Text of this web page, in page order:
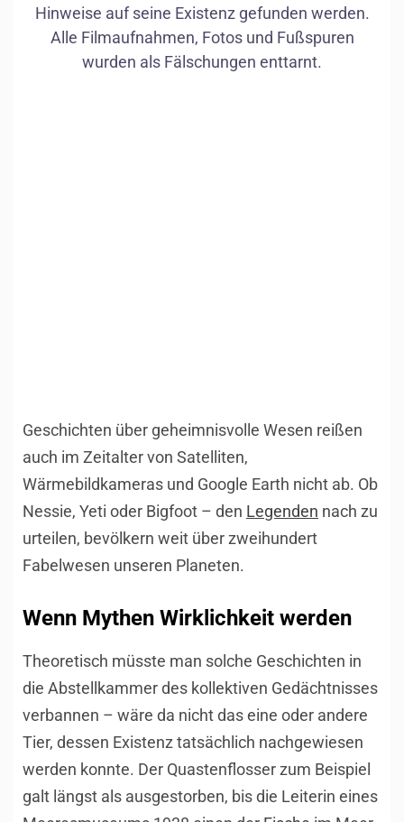
Hinweise auf seine Existenz gefunden werden.
Alle Filmaufnahmen, Fotos und Fußspuren
wurden als Fälschungen enttarnt.
Geschichten über geheimnisvolle Wesen reißen
auch im Zeitalter von Satelliten,
Wärmebildkameras und Google Earth nicht ab. Ob
Nessie, Yeti oder Bigfoot – den Legenden nach zu
urteilen, bevölkern weit über zweihundert
Fabelwesen unseren Planeten.
Wenn Mythen Wirklichkeit werden
Theoretisch müsste man solche Geschichten in
die Abstellkammer des kollektiven Gedächtnisses
verbannen – wäre da nicht das eine oder andere
Tier, dessen Existenz tatsächlich nachgewiesen
werden konnte. Der Quastenflosser zum Beispiel
galt längst als ausgestorben, bis die Leiterin eines